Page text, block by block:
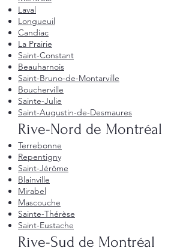
Laval
Longueuil
Candiac
La Prairie
Saint-Constant
Beauharnois
Saint-Bruno-de-Montarville
Boucherville
Sainte-Julie
Saint-Augustin-de-Desmaures
Rive-Nord de Montréal
Terrebonne
Repentigny
Saint-Jérôme
Blainville
Mirabel
Mascouche
Sainte-Thérèse
Saint-Eustache
Rive-Sud de Montréal